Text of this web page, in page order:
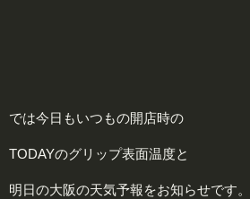
では今日もいつもの開店時の
TODAYのグリップ表面温度と
明日の大阪の天気予報をお知らせです。